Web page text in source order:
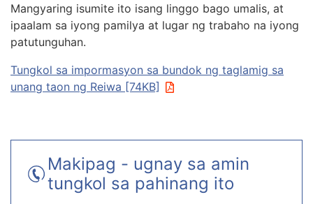
Mangyaring isumite ito isang linggo bago umalis, at
ipaalam sa iyong pamilya at lugar ng trabaho na iyong
patutunguhan.
Tungkol sa impormasyon sa bundok ng taglamig sa
unang taon ng Reiwa [74KB]
Makipag - ugnay sa amin
tungkol sa pahinang ito